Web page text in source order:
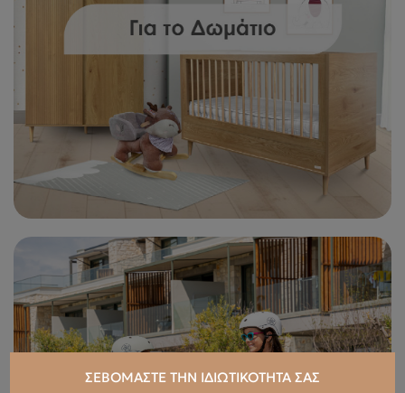
ΣΕΒΌΜΑΣΤΕ ΤΗΝ ΙΔΙΩΤΙΚΌΤΗΤΆ ΣΑΣ